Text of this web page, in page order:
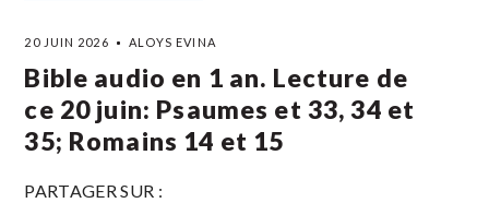
20 JUIN 2026 ALOYS EVINA
Bible audio en 1 an. Lecture de
ce 20 juin: Psaumes et 33, 34 et
35; Romains 14 et 15
PARTAGER SUR :